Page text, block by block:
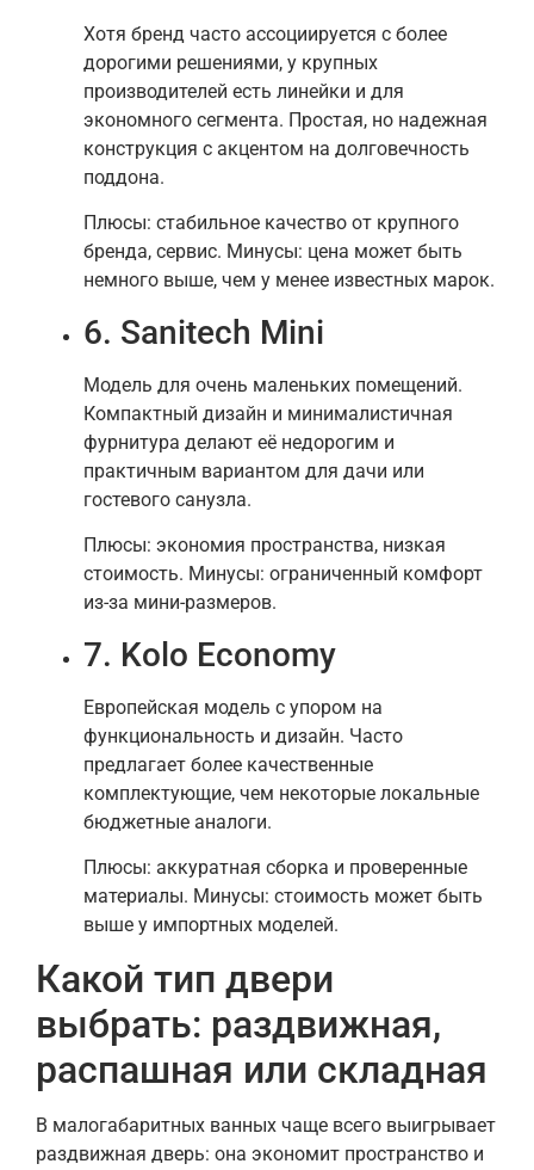
Хотя бренд часто ассоциируется с более
дорогими решениями, у крупных
производителей есть линейки и для
экономного сегмента. Простая, но надежная
конструкция с акцентом на долговечность
поддона.
Плюсы: стабильное качество от крупного
бренда, сервис. Минусы: цена может быть
немного выше, чем у менее известных марок.
6. Sanitech Mini
Модель для очень маленьких помещений.
Компактный дизайн и минималистичная
фурнитура делают её недорогим и
практичным вариантом для дачи или
гостевого санузла.
Плюсы: экономия пространства, низкая
стоимость. Минусы: ограниченный комфорт
из-за мини-размеров.
7. Kolo Economy
Европейская модель с упором на
функциональность и дизайн. Часто
предлагает более качественные
комплектующие, чем некоторые локальные
бюджетные аналоги.
Плюсы: аккуратная сборка и проверенные
материалы. Минусы: стоимость может быть
выше у импортных моделей.
Какой тип двери
выбрать: раздвижная,
распашная или складная
В малогабаритных ванных чаще всего выигрывает
раздвижная дверь: она экономит пространство и